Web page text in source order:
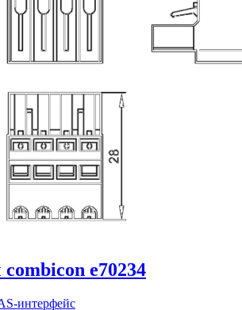
e70234
интерфейс